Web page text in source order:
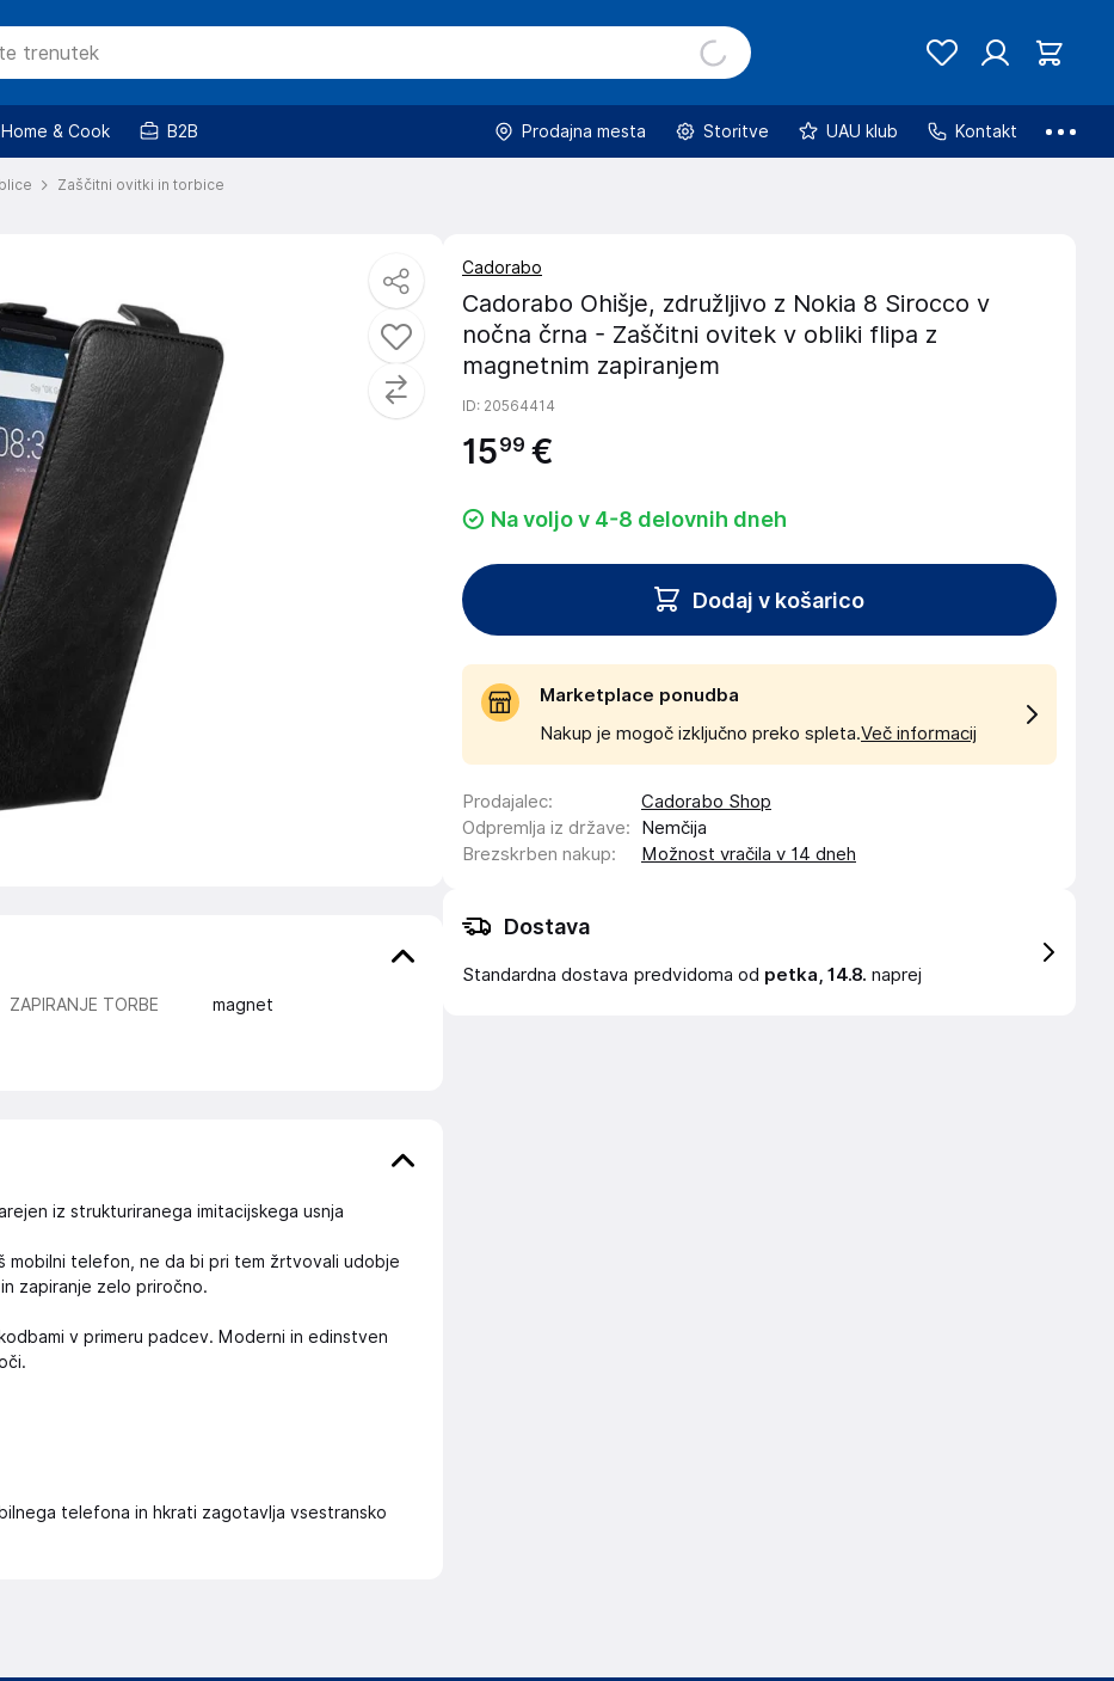
Home & Cook B2B Prodajna mesta Storitve UAU klub Kontakt
Zaščitni ovitki in torbice
ZAPIRANJE TORBE magnet
iz strukturiranega imitacijskega usnja
mobilni telefon, ne da bi pri tem žrtvovali udobje
zapiranje zelo priročno.
v primeru padcev. Moderni in edinstven
telefona in hkrati zagotavlja vsestransko
Cadorabo
Cadorabo Ohišje, združljivo z Nokia 8 Sirocco v
nočna črna - Zaščitni ovitek v obliki flipa z
magnetnim zapiranjem
ID: 20564414
1599 €
Na voljo v 4-8 delovnih dneh
Dodaj v košarico
Marketplace ponudba
Nakup je mogoč izključno preko spleta.Več informacij
Prodajalec:
Cadorabo Shop
Odpremlja iz države:
Nemčija
Brezskrben nakup: Možnost vračila v 14 dneh
Dostava
Standardna dostava predvidoma od petka, 14.8. naprej